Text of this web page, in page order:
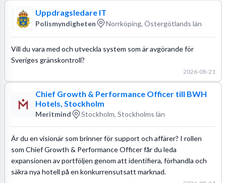
Uppdragsledare IT
Polismyndigheten Norrköping, Östergötlands län
Vill du vara med och utveckla system som är avgörande för
Sveriges gränskontroll?
2026-08-21
Chief Growth & Performance Officer till BWH
Hotels, Stockholm
Meritmind Stockholm, Stockholms län
Är du en visionär som brinner för support och affärer? I rollen
som Chief Growth & Performance Officer får du leda
expansionen av portföljen genom att identifiera, förhandla och
säkra nya hotell på en konkurrensutsatt marknad.